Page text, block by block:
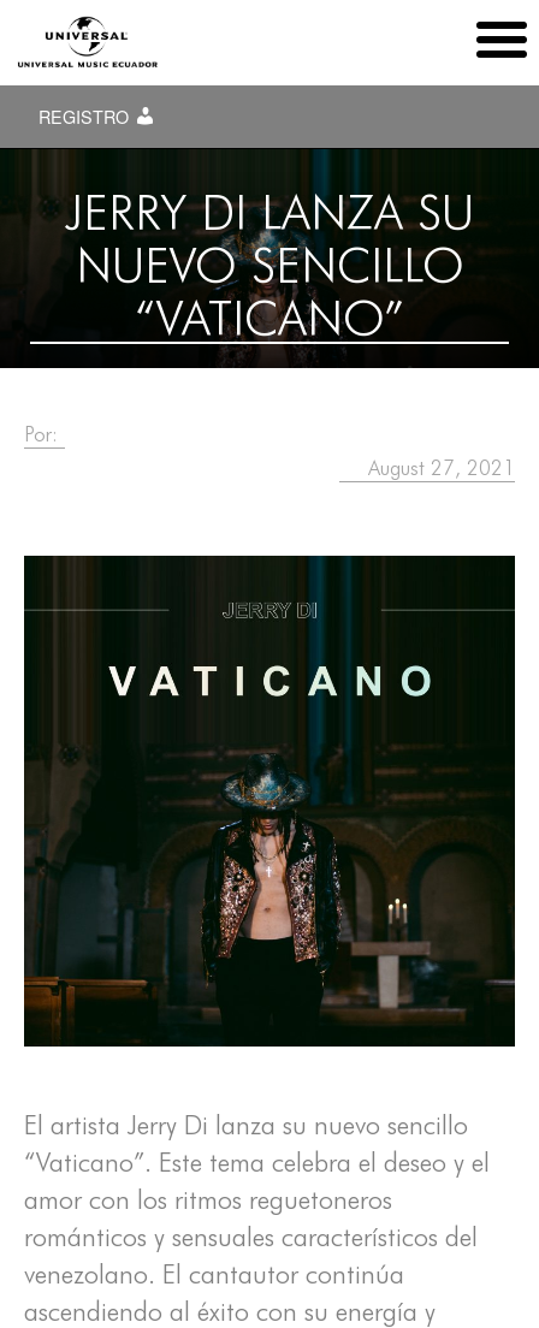
REGISTRO
JERRY DI LANZA SU
NUEVO SENCILLO
“VATICANO”
Por:
August 27, 2021
El artista Jerry Di lanza su nuevo sencillo
“Vaticano”. Este tema celebra el deseo y el
amor con los ritmos reguetoneros
románticos y sensuales característicos del
venezolano. El cantautor continúa
ascendiendo al éxito con su energía y